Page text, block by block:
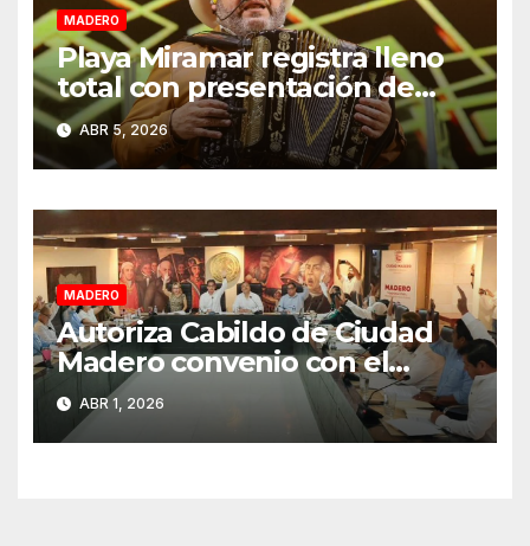
MADERO
Playa Miramar registra lleno
total con presentación de
Grupo Pesado en Semana
Santa 2026
ABR 5, 2026
MADERO
Autoriza Cabildo de Ciudad
Madero convenio con el
Estado para fortalecer el
cobro del impuesto predial
ABR 1, 2026